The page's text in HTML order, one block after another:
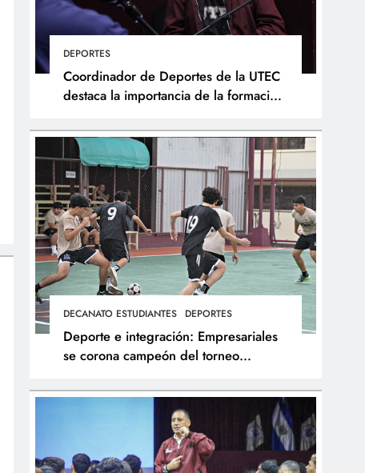
DEPORTES
Coordinador de Deportes de la UTEC
destaca la importancia de la formación
DECANATO ESTUDIANTES DEPORTES
Deporte e integración: Empresariales
se corona campeón del torneo